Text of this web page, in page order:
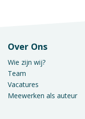
Over Ons
Wie zijn wij?
Team
Vacatures
Meewerken als auteur